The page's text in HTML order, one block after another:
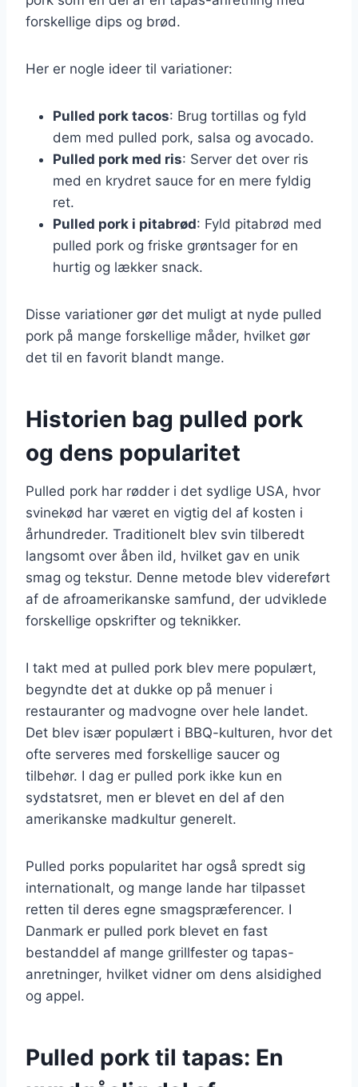
forskellige dips og brød.
Her er nogle ideer til variationer:
Pulled pork tacos: Brug tortillas og fyld
dem med pulled pork, salsa og avocado.
Pulled pork med ris: Server det over ris
med en krydret sauce for en mere fyldig
ret.
Pulled pork i pitabrød: Fyld pitabrød med
pulled pork og friske grøntsager for en
hurtig og lækker snack.
Disse variationer gør det muligt at nyde pulled
pork på mange forskellige måder, hvilket gør
det til en favorit blandt mange.
Historien bag pulled pork
og dens popularitet
Pulled pork har rødder i det sydlige USA, hvor
svinekød har været en vigtig del af kosten i
århundreder. Traditionelt blev svin tilberedt
langsomt over åben ild, hvilket gav en unik
smag og tekstur. Denne metode blev videreført
af de afroamerikanske samfund, der udviklede
forskellige opskrifter og teknikker.
I takt med at pulled pork blev mere populært,
begyndte det at dukke op på menuer i
restauranter og madvogne over hele landet.
Det blev især populært i BBQ-kulturen, hvor det
ofte serveres med forskellige saucer og
tilbehør. I dag er pulled pork ikke kun en
sydstatsret, men er blevet en del af den
amerikanske madkultur generelt.
Pulled porks popularitet har også spredt sig
internationalt, og mange lande har tilpasset
retten til deres egne smagspræferencer. I
Danmark er pulled pork blevet en fast
bestanddel af mange grillfester og tapas-
anretninger, hvilket vidner om dens alsidighed
og appel.
Pulled pork til tapas: En